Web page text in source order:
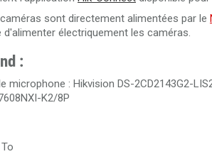
Câble HDMI 2.0 de 100 mètres en fibre
3840x2160@60Hz
sont directement alimentées par le
électriquement les caméras.
:
: Hikvision DS-2CD2143G2-
K2/8P